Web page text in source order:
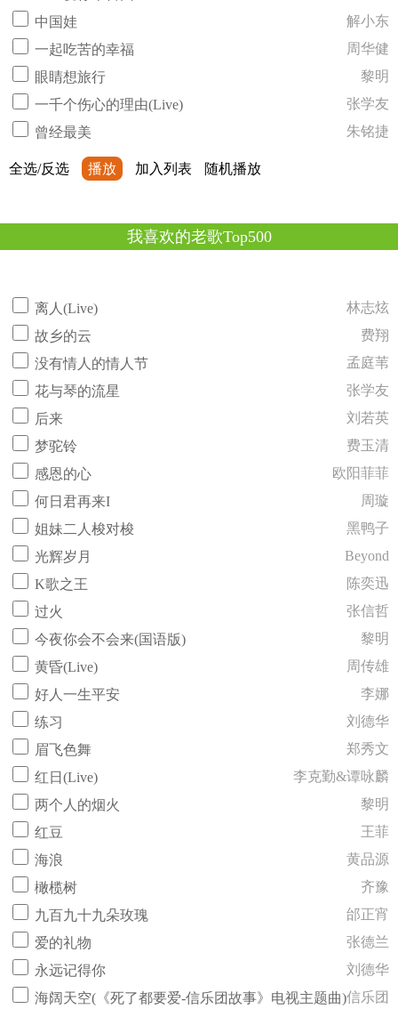
中国娃
解小东
一起吃苦的幸福
周华健
眼睛想旅行
黎明
一千个伤心的理由(Live)
张学友
曾经最美
朱铭捷
全选/反选 播放 加入列表 随机播放
我喜欢的老歌Top500
离人(Live)
林志炫
故乡的云
费翔
没有情人的情人节
孟庭苇
花与琴的流星
张学友
后来
刘若英
梦驼铃
费玉清
感恩的心
欧阳菲菲
何日君再来I
周璇
姐妹二人梭对梭
黑鸭子
光辉岁月
Beyond
K歌之王
陈奕迅
过火
张信哲
今夜你会不会来(国语版)
黎明
黄昏(Live)
周传雄
好人一生平安
李娜
练习
刘德华
眉飞色舞
郑秀文
红日(Live)
李克勤&谭咏麟
两个人的烟火
黎明
红豆
王菲
海浪
黄品源
橄榄树
齐豫
九百九十九朵玫瑰
邰正宵
爱的礼物
张德兰
永远记得你
刘德华
海阔天空(《死了都要爱-信乐团故事》电视主题曲)信乐团